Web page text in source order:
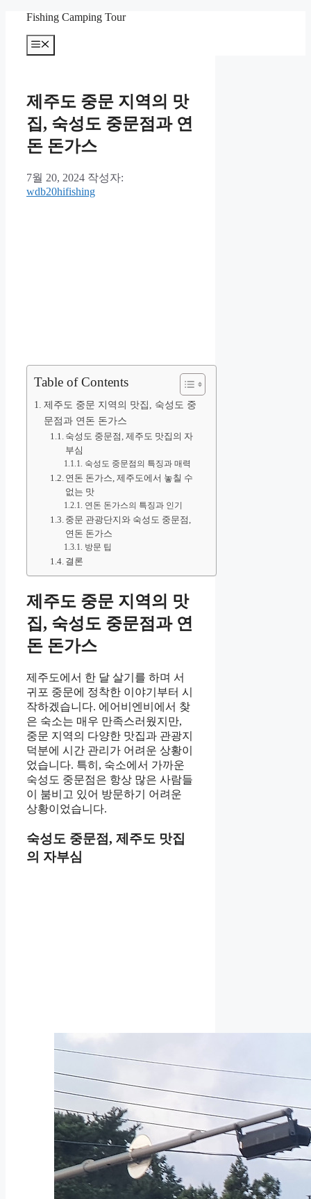
Fishing Camping Tour
메
뉴
제주도 중문 지역의 맛
집, 숙성도 중문점과 연
돈 돈가스
7월 20, 2024 작성자:
wdb20hifishing
Table of Contents
제주도 중문 지역의 맛집, 숙성도 중
문점과 연돈 돈가스
숙성도 중문점, 제주도 맛집의 자
부심
숙성도 중문점의 특징과 매력
연돈 돈가스, 제주도에서 놓칠 수
없는 맛
연돈 돈가스의 특징과 인기
중문 관광단지와 숙성도 중문점,
연돈 돈가스
방문 팁
결론
제주도 중문 지역의 맛
집, 숙성도 중문점과 연
돈 돈가스
제주도에서 한 달 살기를 하며 서
귀포 중문에 정착한 이야기부터 시
작하겠습니다. 에어비엔비에서 찾
은 숙소는 매우 만족스러웠지만,
중문 지역의 다양한 맛집과 관광지
덕분에 시간 관리가 어려운 상황이
었습니다. 특히, 숙소에서 가까운
숙성도 중문점은 항상 많은 사람들
이 붐비고 있어 방문하기 어려운
상황이었습니다.
숙성도 중문점, 제주도 맛집
의 자부심